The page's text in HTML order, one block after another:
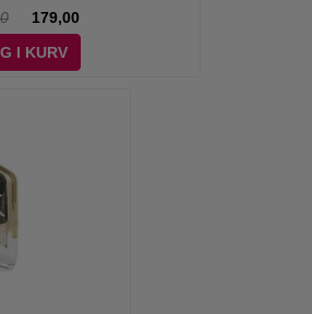
179,00
I KURV